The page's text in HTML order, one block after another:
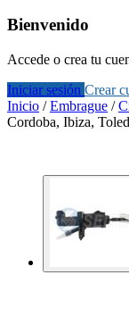
Bienvenido
Accede o crea tu
Iniciar sesión Crear
Inicio /Embrague /
Cordoba, Ibiza,